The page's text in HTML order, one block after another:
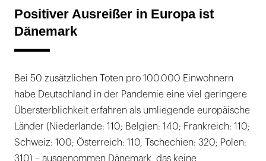
Positiver Ausreißer in Europa ist
Dänemark
Bei 50 zusätzlichen Toten pro 100.000 Einwohnern
habe Deutschland in der Pandemie eine viel geringere
Übersterblichkeit erfahren als umliegende europäische
Länder (Niederlande: 110; Belgien: 140; Frankreich: 110;
Schweiz: 100; Österreich: 110, Tschechien: 320; Polen:
310) – ausgenommen Dänemark, das keine